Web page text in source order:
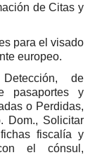
de Citas y
para el visado
europeo.
de
pasaportes y
o Perdidas,
Dom., Solicitar
fiscalía y
el cónsul,